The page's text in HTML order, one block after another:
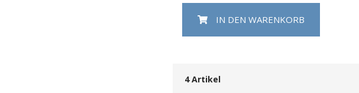
IN DEN WARENKORB
4Artikel